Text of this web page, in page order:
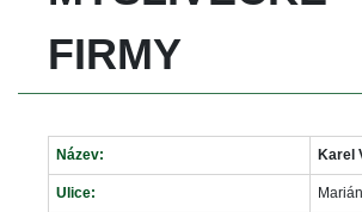
FIRMY
Název: Karel
Ulice: